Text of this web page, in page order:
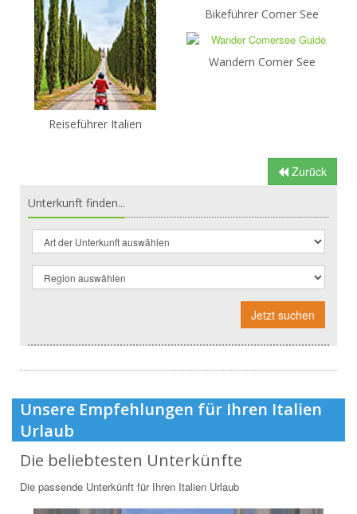
Reiseführer Italien
Bikeführer Comer See
Wandern Comer See
Zurück
Unterkunft finden...
Jetzt suchen
Unsere Empfehlungen für Ihren Italien
Urlaub
Die beliebtesten Unterkünfte
Die passende Unterkünft für Ihren Italien Urlaub